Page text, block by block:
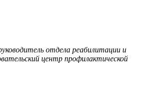
отдела реабилитации и
центр профилактической